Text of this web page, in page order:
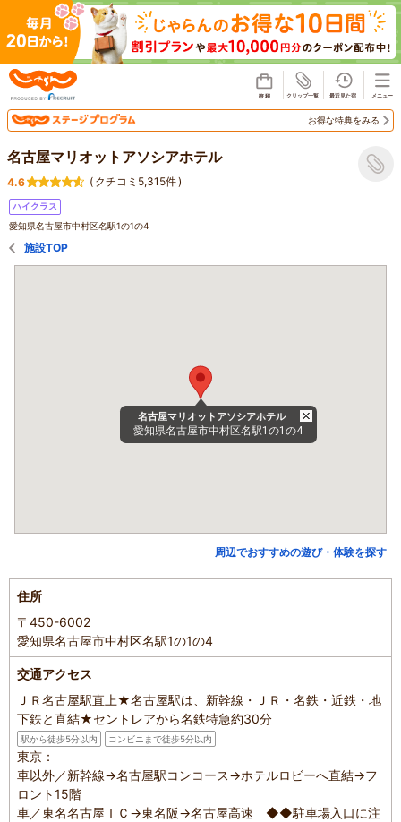
お得な特典をみる
名古屋マリオットアソシアホテル
4.6 ( クチコミ5,315件)
ハイクラス
愛知県名古屋市中村区名駅1の1の4
施設TOP
名古屋マリオットアソシアホテル
愛知県名古屋市中村区名駅1の1の4
周辺でおすすめの遊び・体験を探す
住所
〒450-6002
愛知県名古屋市中村区名駅1の1の4
交通アクセス
ＪＲ名古屋駅直上★名古屋駅は、新幹線・ＪＲ・名鉄・近鉄・地
下鉄と直結★セントレアから名鉄特急約30分
駅から徒歩5分以内 コンビニまで徒歩5分以内
東京：
車以外／新幹線→名古屋駅コンコース→ホテルロビーへ直結→フ
ロント15階
車／東名名古屋ＩＣ→東名阪→名古屋高速 ◆◆駐車場入口に注